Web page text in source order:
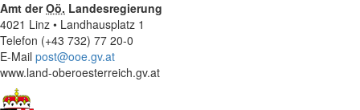
Amt derOö. Landesregierung
4021 Linz • Landhausplatz 1
Telefon (+43 732) 77 20-0
E-Mail post@ooe.gv.at
www.land-oberoesterreich.gv.at